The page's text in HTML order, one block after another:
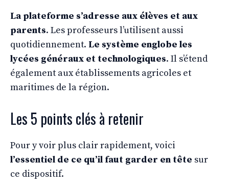
La plateforme s’adresse aux élèves et aux
parents. Les professeurs l’utilisent aussi
quotidiennement. Le système englobe les
lycées généraux et technologiques. Il s’étend
également aux établissements agricoles et
maritimes de la région.
Les 5 points clés à retenir
Pour y voir plus clair rapidement, voici
l’essentiel de ce qu’il faut garder en tête sur
ce dispositif.